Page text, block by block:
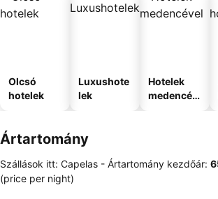
Olcsó
hotelek
Luxushote
lek
Hotelek
medencév
Ártartomány
Szállások itt: Capelas - Ártartomány kezdőár:
(price per night)